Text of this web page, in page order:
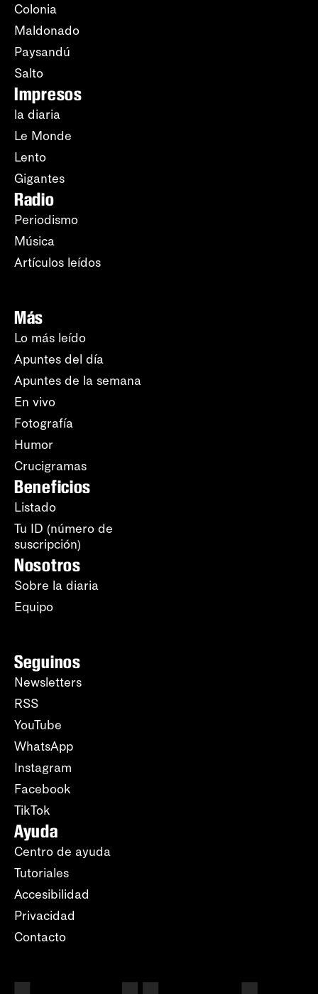
Colonia
Maldonado
Paysandú
Salto
Impresos
la diaria
Le Monde
Lento
Gigantes
Radio
Periodismo
Música
Artículos leídos
Más
Lo más leído
Apuntes del día
Apuntes de la semana
En vivo
Fotografía
Humor
Crucigramas
Beneficios
Listado
Tu ID (número de
suscripción)
Nosotros
Sobre la diaria
Equipo
Seguinos
Newsletters
RSS
YouTube
WhatsApp
Instagram
Facebook
TikTok
Ayuda
Centro de ayuda
Tutoriales
Accesibilidad
Privacidad
Contacto